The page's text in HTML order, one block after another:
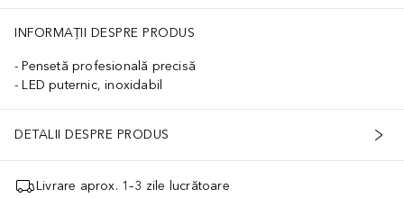
INFORMAȚII DESPRE PRODUS
Pensetă profesională precisă
LED puternic, inoxidabil
DETALII DESPRE PRODUS
Livrare aprox. 1–3 zile lucrătoare